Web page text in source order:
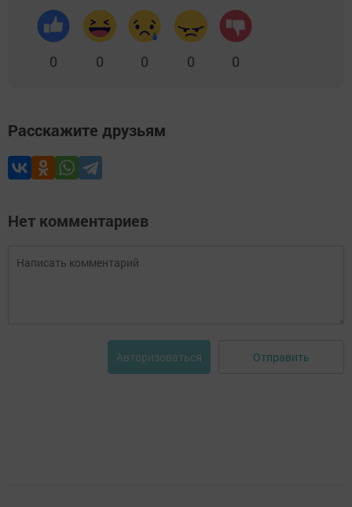
0 0 0 0 0
Расскажите друзьям
Нет комментариев
Авторизоваться Отправить